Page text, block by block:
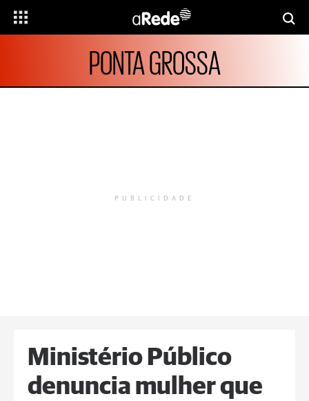
PONTA GROSSA
PUBLICIDADE
Ministério Público
denuncia mulher que